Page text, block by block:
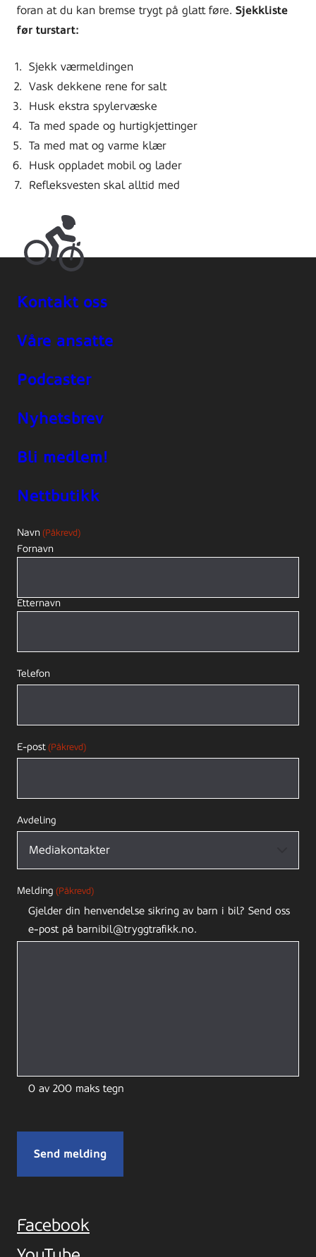
foran at du kan bremse trygt på glatt føre. Sjekkliste
før turstart:
Sjekk værmeldingen
Vask dekkene rene for salt
Husk ekstra spylervæske
Ta med spade og hurtigkjettinger
Ta med mat og varme klær
Husk oppladet mobil og lader
Refleksvesten skal alltid med
Kontakt oss
Våre ansatte
Podcaster
Nyhetsbrev
Bli medlem!
Nettbutikk
Navn (Påkrevd)
Fornavn
Etternavn
Telefon
E-post (Påkrevd)
Avdeling
Melding (Påkrevd)
Gjelder din henvendelse sikring av barn i bil? Send oss
e-post på barnibil@tryggtrafikk.no.
0 av 200 maks tegn
Facebook